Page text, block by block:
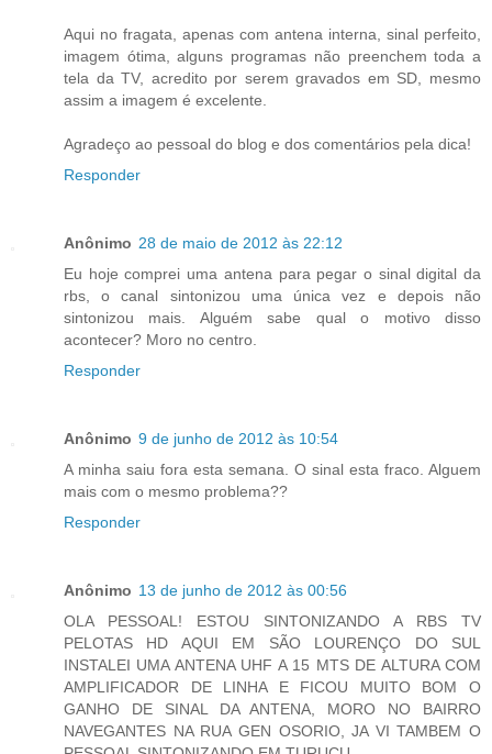
Aqui no fragata, apenas com antena interna, sinal perfeito,
imagem ótima, alguns programas não preenchem toda a
tela da TV, acredito por serem gravados em SD, mesmo
assim a imagem é excelente.
Agradeço ao pessoal do blog e dos comentários pela dica!
Responder
Anônimo 28 de maio de 2012 às 22:12
Eu hoje comprei uma antena para pegar o sinal digital da
rbs, o canal sintonizou uma única vez e depois não
sintonizou mais. Alguém sabe qual o motivo disso
acontecer? Moro no centro.
Responder
Anônimo 9 de junho de 2012 às 10:54
A minha saiu fora esta semana. O sinal esta fraco. Alguem
mais com o mesmo problema??
Responder
Anônimo 13 de junho de 2012 às 00:56
OLA PESSOAL! ESTOU SINTONIZANDO A RBS TV
PELOTAS HD AQUI EM SÃO LOURENÇO DO SUL
INSTALEI UMA ANTENA UHF A 15 MTS DE ALTURA COM
AMPLIFICADOR DE LINHA E FICOU MUITO BOM O
GANHO DE SINAL DA ANTENA, MORO NO BAIRRO
NAVEGANTES NA RUA GEN OSORIO, JA VI TAMBEM O